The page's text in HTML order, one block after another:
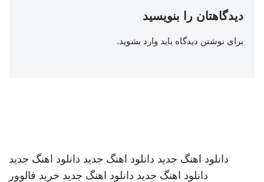
دیدگاهتان را بنویسید
برای نوشتن دیدگاه باید وارد بشوید.
دانلود اهنگ جدید دانلود اهنگ جدید دانلود اهنگ جدید
دانلود اهنگ جدید دانلود اهنگ جدید خرید فالوور